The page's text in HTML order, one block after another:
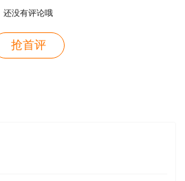
还没有评论哦
抢首评